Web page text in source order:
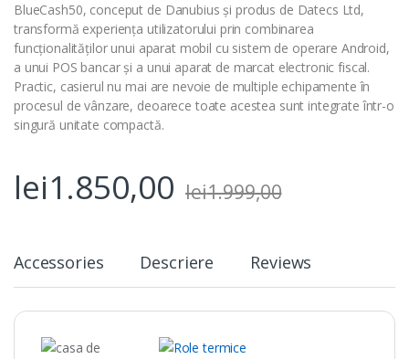
BlueCash50, conceput de Danubius și produs de Datecs Ltd,
transformă experiența utilizatorului prin combinarea
funcționalităților unui aparat mobil cu sistem de operare Android,
a unui POS bancar și a unui aparat de marcat electronic fiscal.
Practic, casierul nu mai are nevoie de multiple echipamente în
procesul de vânzare, deoarece toate acestea sunt integrate într-o
singură unitate compactă.
lei1.850,00 lei1.999,00
Accessories Descriere Reviews